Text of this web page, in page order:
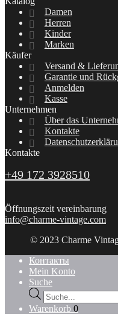
Damen
Herren
Kinder
Marken
Käufer
Versand &
Garantie und
Anmelden
Kasse
Unternehmen
Über das
Kontakte
Kontakte
+49 172 3928510
Öffnungszeit vereinbarung
info@charme-vintage.com
© 2023 Charme
Контакты
Mein Konto
Suche
Products
search
Warenkorb 0